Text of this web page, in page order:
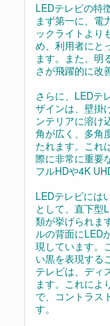
LEDテレビの特
まず第一に、電
ックライトより
め、利用者にと
ます。また、明
さが飛躍的に改
さらに、LEDテ
ザインは、壁掛
ンテリアに溶け
角が広く、多角
たれます。これ
際に非常に重要
フルHDや4K
LEDテレビには
として、直下型
類が挙げられま
ルの背面にLED
現しています。
い黒を表現する
テレビは、ディ
ます。これによ
で、コントラス
す。